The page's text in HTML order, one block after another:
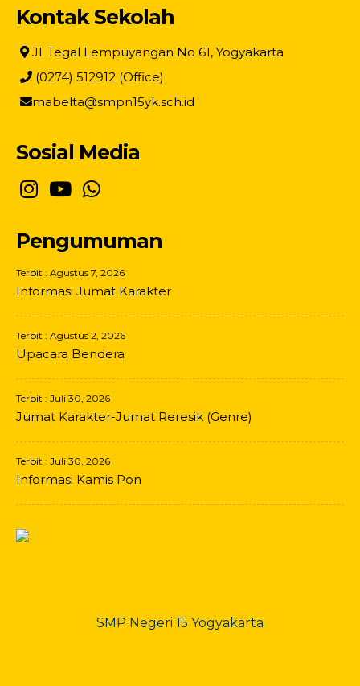
Kontak Sekolah
Jl. Tegal Lempuyangan No 61, Yogyakarta
(0274) 512912 (Office)
mabelta@smpn15yk.sch.id
Sosial Media
Pengumuman
Terbit : Agustus 7, 2026
Informasi Jumat Karakter
Terbit : Agustus 2, 2026
Upacara Bendera
Terbit : Juli 30, 2026
Jumat Karakter-Jumat Reresik (Genre)
Terbit : Juli 30, 2026
Informasi Kamis Pon
SMP Negeri 15 Yogyakarta